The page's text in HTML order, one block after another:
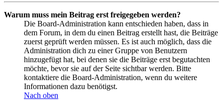
Warum muss mein Beitrag erst freigegeben werden?
Die Board-Administration kann entschieden haben, dass in
dem Forum, in dem du einen Beitrag erstellt hast, die Beiträge
zuerst geprüft werden müssen. Es ist auch möglich, dass die
Administration dich zu einer Gruppe von Benutzern
hinzugefügt hat, bei denen sie die Beiträge erst begutachten
möchte, bevor sie auf der Seite sichtbar werden. Bitte
kontaktiere die Board-Administration, wenn du weitere
Informationen dazu benötigst.
Nach oben